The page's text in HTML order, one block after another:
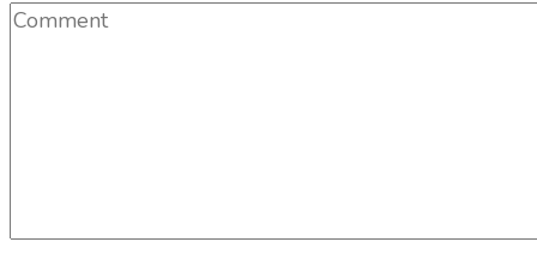
Comment